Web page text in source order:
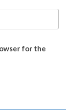
for the